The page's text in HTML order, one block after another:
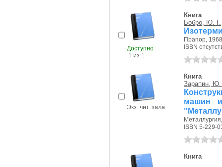
Доступно
1 из 1
Книга
Бобро, Ю. Г.
Прапор, 1968
ISBN
Экз. чит. зала
Книга
Зарапин,
машин и
ISBN 5-229-
Книга